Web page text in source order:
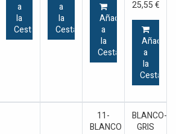
a
la
Cesta
a
la
Cesta
Añadir
a
la
Cesta
25,55€
Añadir
a
la
Cesta
11-
BLANCO
BLANCO-
GRIS